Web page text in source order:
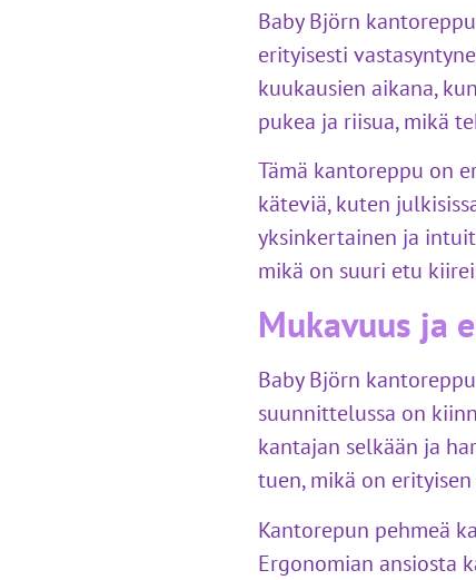
Baby Björn
erityisesti
kuukausien aikana,
pukea ja riisua, mikä
Tämä kantoreppu on
käteviä, kuten
yksinkertainen ja
mikä on suuri etu
Mukavuus ja
Baby Björn
suunnittelussa on
kantajan selkään ja
tuen, mikä on
Kantorepun pehmeä
Ergonomian ansiosta